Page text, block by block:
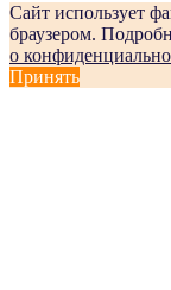
Сайт использует
браузером.
о
Принять